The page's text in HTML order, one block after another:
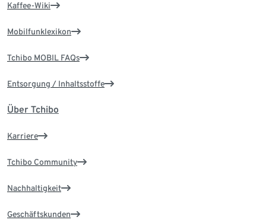
Kaffee-Wiki
Mobilfunklexikon
Tchibo MOBIL FAQs
Entsorgung / Inhaltsstoffe
Über Tchibo
Karriere
Tchibo Community
Nachhaltigkeit
Geschäftskunden